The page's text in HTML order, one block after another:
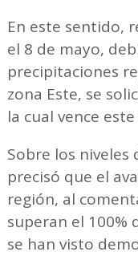
En este sentido,
el 8 de mayo,
precipitaciones
zona Este, se
la cual vence
Sobre los
precisó que el
región, al
superan el 100%
se han visto